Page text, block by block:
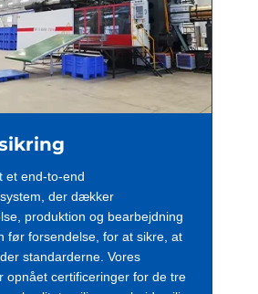
et end-to-end
der dækker
produktion og bearbejdning
før forsendelse, for at sikre, at
standarderne. Vores
opnået certificeringer for de tre